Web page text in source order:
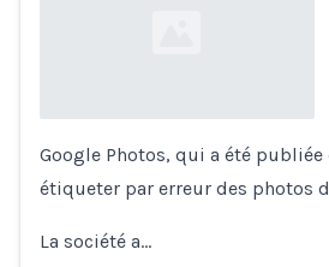
Loading...
Google Photos, qui a été
étiqueter par erreur des photos
La société a…